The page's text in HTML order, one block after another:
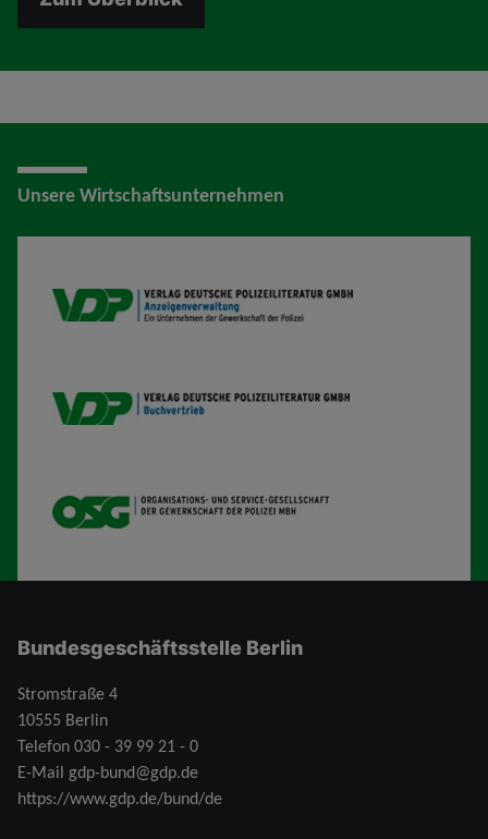
Unsere Wirtschaftsunternehmen
VDP AV
VDP B
OSG
Bundesgeschäftsstelle Berlin
Stromstraße 4
10555 Berlin
Telefon 030 - 39 99 21 - 0
E-Mail gdp-bund@gdp.de
https://www.gdp.de/bund/de